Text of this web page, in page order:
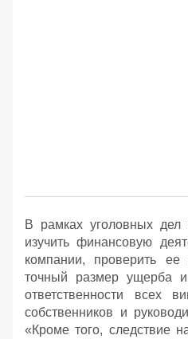
В рамках уголовных дел
изучить финансовую
компании, проверить ее
точный размер ущерба и
ответственности всех
собственников и
«Кроме того, следствие